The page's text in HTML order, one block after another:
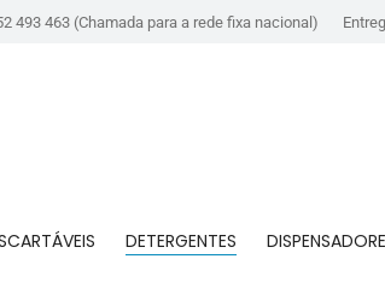
493 463 (Chamada para a rede fixa nacional)
DETERGENTES